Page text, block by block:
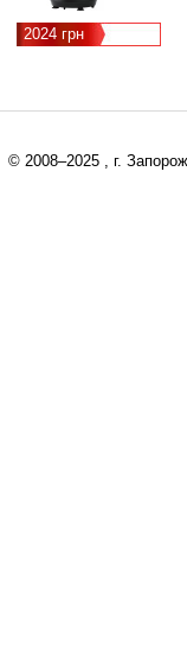
2024 грн
© 2008–2025 , г.